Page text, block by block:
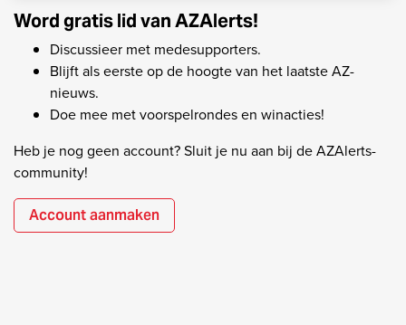
Word gratis lid van AZAlerts!
Discussieer met medesupporters.
Blijft als eerste op de hoogte van het laatste AZ-
nieuws.
Doe mee met voorspelrondes en winacties!
Heb je nog geen account? Sluit je nu aan bij de AZAlerts-
community!
Account aanmaken